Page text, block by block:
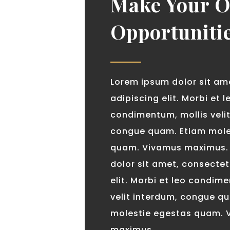
Lorem ipsum dolor sit
adipiscing elit. Morbi et
condimentum, mollis
congue quam. Etiam
quam. Vivamus
dolor sit amet,
elit. Morbi et leo
velit interdum, congue
molestie egestas quam.